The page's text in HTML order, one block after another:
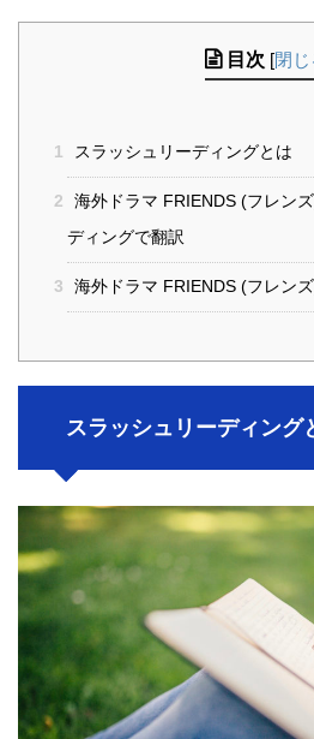
目次 [閉じ
1 スラッシュリーディングとは
2
海外ドラマ FRIENDS (フレン
ディングで翻訳
3 海外ドラマ FRIENDS (フレン
スラッシュリーディング